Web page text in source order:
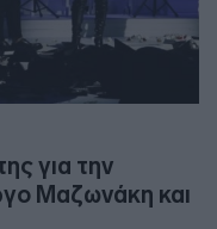
για την
Μαζωνάκη και